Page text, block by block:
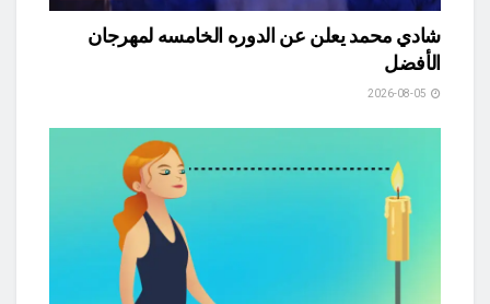
شادي محمد يعلن عن الدوره الخامسه لمهرجان
الأفضل